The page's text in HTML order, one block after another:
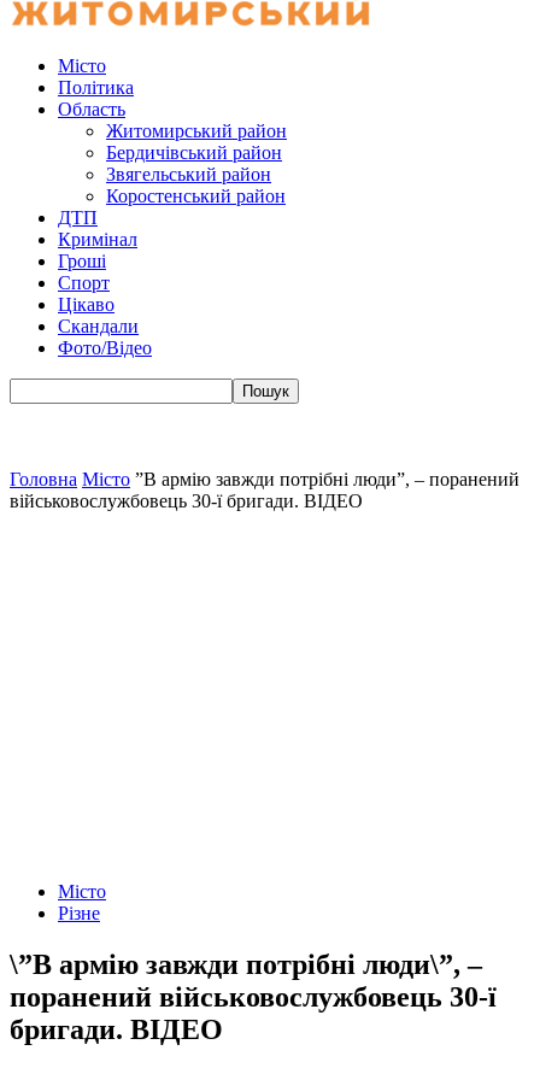
Місто
Політика
Область
Житомирський район
Бердичівський район
Звягельський район
Коростенський район
ДТП
Кримінал
Гроші
Спорт
Цікаво
Скандали
Фото/Відео
Головна Місто ”В армію завжди потрібні люди”, – поранений
військовослужбовець 30-ї бригади. ВІДЕО
Місто
Різне
\”В армію завжди потрібні люди\”, –
поранений військовослужбовець 30-ї
бригади. ВІДЕО